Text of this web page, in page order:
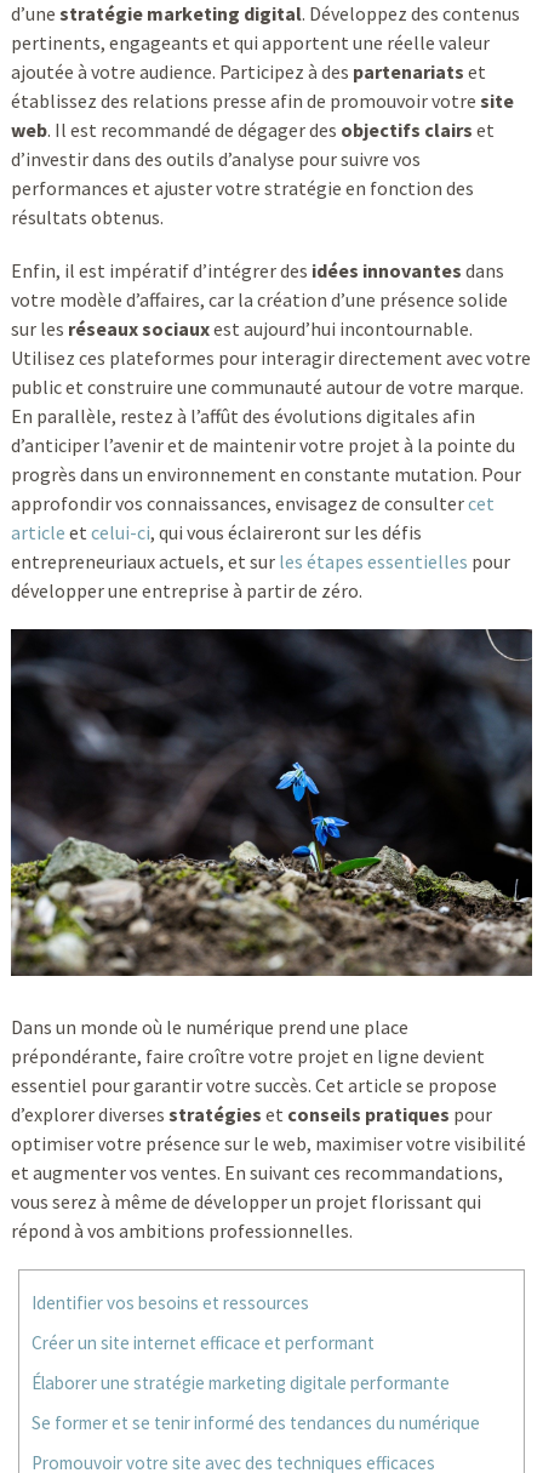
d’une stratégie marketing digital. Développez des contenus
pertinents, engageants et qui apportent une réelle valeur
ajoutée à votre audience. Participez à des partenariats et
établissez des relations presse afin de promouvoir votre site
web. Il est recommandé de dégager des objectifs clairs et
d’investir dans des outils d’analyse pour suivre vos
performances et ajuster votre stratégie en fonction des
résultats obtenus.
Enfin, il est impératif d’intégrer des idées innovantes dans
votre modèle d’affaires, car la création d’une présence solide
sur les réseaux sociauxest aujourd’hui incontournable.
Utilisez ces plateformes pour interagir directement avec votre
public et construire une communauté autour de votre marque.
En parallèle, restez à l’affût des évolutions digitales afin
d’anticiper l’avenir et de maintenir votre projet à la pointe du
progrès dans un environnement en constante mutation. Pour
approfondir vos connaissances, envisagez de consultercet
article et celui-ci, qui vous éclaireront sur les défis
entrepreneuriaux actuels, et sur les étapes essentielles pour
développer une entreprise à partir de zéro.
Dans un monde où le numérique prend une place
prépondérante, faire croître votre projet en ligne devient
essentiel pour garantir votre succès. Cet article se propose
d’explorer diverses stratégies et conseils pratiques pour
optimiser votre présence sur le web, maximiser votre visibilité
et augmenter vos ventes. En suivant ces recommandations,
vous serez à même de développer un projet florissant qui
répond à vos ambitions professionnelles.
Identifier vos besoins et ressources
Créer un site internet efficace et performant
Élaborer une stratégie marketing digitale performante
Se former et se tenir informé des tendances du numérique
Promouvoir votre site avec des techniques efficaces